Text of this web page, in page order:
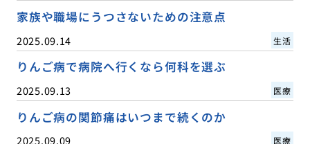
家族や職場にうつさないための注意点
2025.09.14 生活
りんご病で病院へ行くなら何科を選ぶ
2025.09.13 医療
りんご病の関節痛はいつまで続くのか
2025.09.09 医療